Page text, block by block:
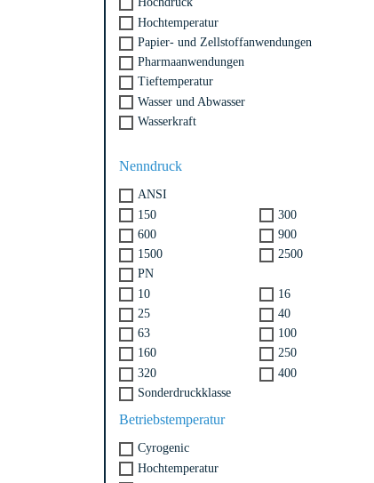
Hochdruck
Hochtemperatur
Papier- und Zellstoffanwendungen
Pharmaanwendungen
Tieftemperatur
Wasser und Abwasser
Wasserkraft
Nenndruck
ANSI
150
300
600
900
1500
2500
PN
10
16
25
40
63
100
160
250
320
400
Sonderdruckklasse
Betriebstemperatur
Cyrogenic
Hochtemperatur